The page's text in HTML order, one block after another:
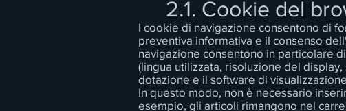
2.1. Cookie del
I cookie di navigazione consentono di
preventiva informativa e il consenso
navigazione consentono in particolare
(lingua utilizzata, risoluzione del
dotazione e il software di
In questo modo, non è necessario
esempio, gli articoli rimangono nel